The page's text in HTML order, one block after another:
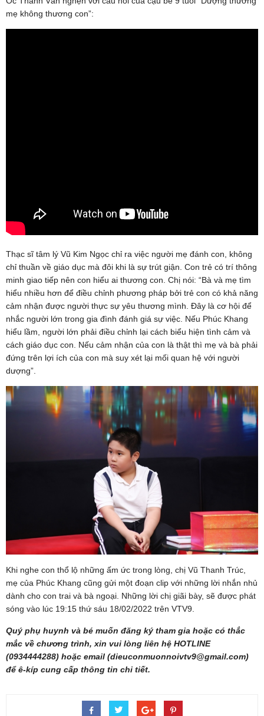
mẹ không thương con”:
Thạc sĩ tâm lý Vũ Kim Ngọc chỉ ra việc người mẹ đánh con, không
chỉ thuần về giáo dục mà đôi khi là sự trút giận. Con trẻ có trí thông
minh giao tiếp nên con hiểu ai thương con. Chị nói: “Bà và mẹ tìm
hiểu nhiều hơn để điều chỉnh phương pháp bởi trẻ con có khả năng
cảm nhận được người thực sự yêu thương mình. Đây là cơ hội để
nhắc người lớn trong gia đình đánh giá sự việc. Nếu Phúc Khang
hiểu lầm, người lớn phải điều chỉnh lại cách biểu hiện tình cảm và
cách giáo dục con. Nếu cảm nhận của con là thật thì mẹ và bà phải
đứng trên lợi ích của con mà suy xét lại mối quan hệ với người
dượng”.
Khi nghe con thổ lộ những ấm ức trong lòng, chị Vũ Thanh Trúc,
mẹ của Phúc Khang cũng gửi một đoạn clip với những lời nhắn nhủ
dành cho con trai và bà ngoại. Những lời chị giãi bày, sẽ được phát
sóng vào lúc 19:15 thứ sáu 18/02/2022 trên VTV9.
Quý phụ huynh và bé muốn đăng ký tham gia hoặc có thắc
mắc về chương trình, xin vui lòng liên hệ HOTLINE
(0934444288) hoặc email (dieuconmuonnoivtv9@gmail.com)
để ê-kíp cung cấp thông tin chi tiết.